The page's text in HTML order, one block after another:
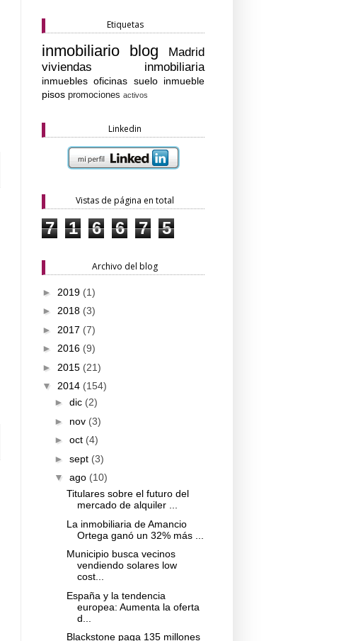
Etiquetas
inmobiliario blog
Madrid
viviendas inmobiliaria
inmueblesoficinas suelo inmueble
pisos promociones activos
Linkedin
Vistas de página en total
7 1 6 6 7 5
Archivo del blog
► 2019 (1)
► 2018 (3)
► 2017 (7)
► 2016 (9)
► 2015 (21)
▼ 2014 (154)
► dic (2)
► nov (3)
► oct (4)
► sept (3)
▼ ago (10)
Titulares sobre el futuro del
mercado de alquiler ...
La inmobiliaria de Amancio
Ortega ganó un 32% más ...
Municipio busca vecinos
vendiendo solares low
cost...
España y la tendencia
europea: Aumenta la oferta
d...
Blackstone paga 135 millones